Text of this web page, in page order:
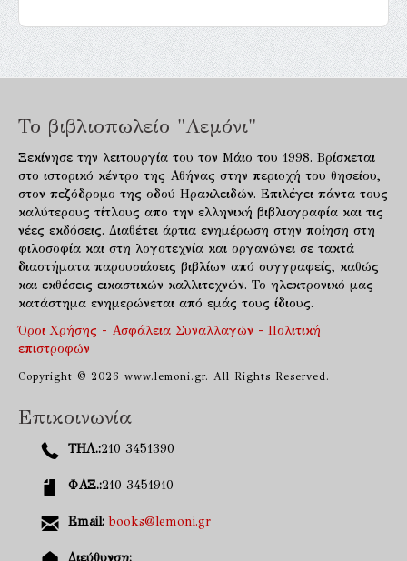
Το βιβλιοπωλείο "Λεμόνι"
Ξεκίνησε την λειτουργία του τον Μάιο του 1998. Βρίσκεται
στο ιστορικό κέντρο της Αθήνας στην περιοχή του θησείου,
στον πεζόδρομο της οδού Ηρακλειδών. Επιλέγει πάντα τους
καλύτερους τίτλους απο την ελληνική βιβλιογραφία και τις
νέες εκδόσεις. Διαθέτει άρτια ενημέρωση στην ποίηση στη
φιλοσοφία και στη λογοτεχνία και οργανώνει σε τακτά
διαστήματα παρουσιάσεις βιβλίων από συγγραφείς, καθώς
και εκθέσεις εικαστικών καλλιτεχνών. Το ηλεκτρονικό μας
κατάστημα ενημερώνεται από εμάς τους ίδιους.
Όροι Χρήσης - Ασφάλεια Συναλλαγών - Πολιτική
επιστροφών
Copyright © 2026 www.lemoni.gr. All Rights Reserved.
Επικοινωνία
ΤΗΛ.:210 3451390
ΦΑΞ.:210 3451910
Email: books@lemoni.gr